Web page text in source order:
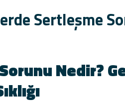
Sertleşme
Nedir?